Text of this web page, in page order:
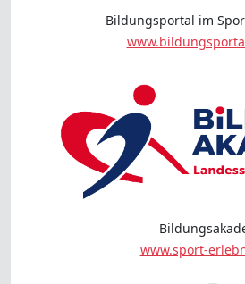
Bildungsportal im
www.sport-